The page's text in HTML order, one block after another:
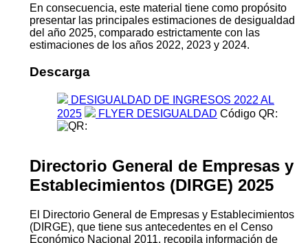
En consecuencia, este material tiene como propósito
presentar las principales estimaciones de desigualdad
del año 2025, comparado estrictamente con las
estimaciones de los años 2022, 2023 y 2024.
Descarga
DESIGUALDAD DE INGRESOS 2022 AL
2025
FLYER DESIGUALDAD Código QR:
Directorio General de Empresas y
Establecimientos (DIRGE) 2025
El Directorio General de Empresas y Establecimientos
(DIRGE), que tiene sus antecedentes en el Censo
Económico Nacional 2011, recopila información de